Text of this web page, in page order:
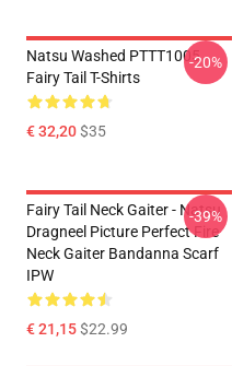
Natsu Washed PTTT1005
Fairy Tail T-Shirts
€ 32,20$35
-20%
Fairy Tail Neck Gaiter - Natsu
Dragneel Picture Perfect Fire
Neck Gaiter Bandanna Scarf
IPW
€ 21,15$22.99
-39%